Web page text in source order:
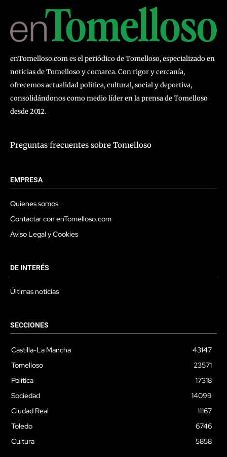
enTomelloso.com es el periódico de Tomelloso, especializado en
noticias de Tomelloso y comarca. Con rigor y cercanía,
ofrecemos actualidad política, cultural, social y deportiva,
consolidándonos como medio líder en la prensa de Tomelloso
desde 2012.
Preguntas frecuentes sobre Tomelloso
EMPRESA
Quienes somos
Contactar con enTomelloso.com
Aviso Legal y Cookies
DE INTERÉS
Últimas noticias
SECCIONES
Castilla-La Mancha
43147
Tomelloso
23571
Política
17318
Sociedad
14099
Ciudad Real
11167
Toledo
6746
Cultura
5858